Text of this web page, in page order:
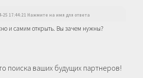
25 17:44:21 Нажмите на имя для ответа
и самим открыть. Вы зачем нужны?
поиска ваших будущих партнеров!